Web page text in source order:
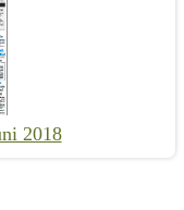
2018